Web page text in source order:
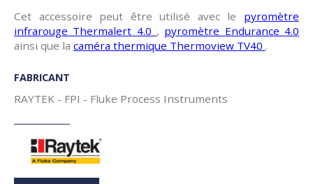
Cet accessoire peut être utilisé avec le pyromètre
infrarouge Thermalert 4.0 , pyromètre Endurance 4.0
ainsi que la caméra thermique Thermoview TV40 .
FABRICANT
RAYTEK - FPI - Fluke Process Instruments